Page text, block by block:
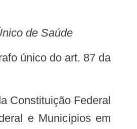
de Saúde
e Municípios em